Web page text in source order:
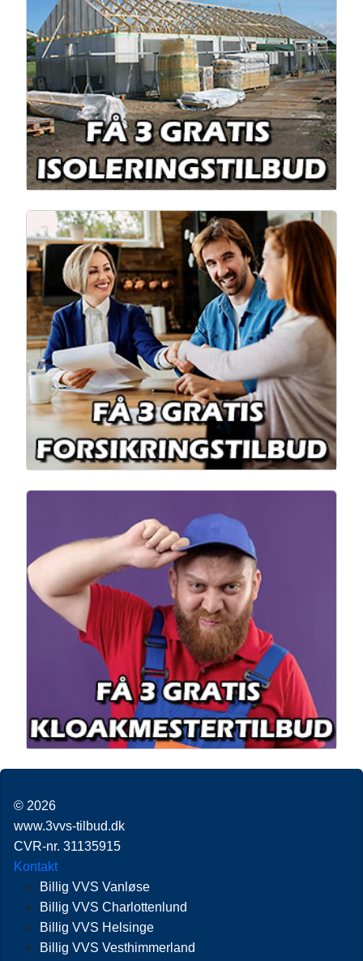
© 2026
www.3vvs-tilbud.dk
CVR-nr. 31135915
Kontakt
Billig VVS Vanløse
Billig VVS Charlottenlund
Billig VVS Helsinge
Billig VVS Vesthimmerland